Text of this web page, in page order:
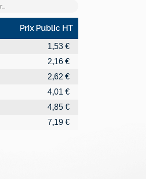
Prix Public HT
Prix Public HT
1,53 €
2,16 €
2,62 €
4,01 €
4,85 €
7,19 €